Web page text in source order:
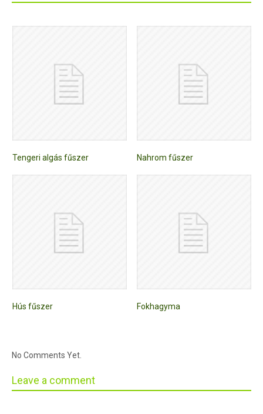
Tengeri algás fűszer Nahrom fűszer
Hús fűszer Fokhagyma
No Comments Yet.
Leave a comment